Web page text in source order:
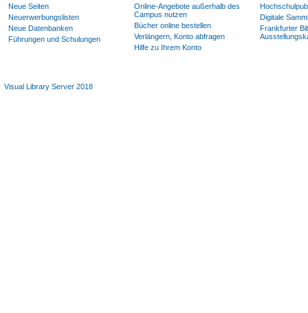
Neue Seiten
Neuerwerbungslisten
Neue Datenbanken
Führungen und Schulungen
Online-Angebote außerhalb des
Campus nutzen
Bücher online bestellen
Verlängern, Konto abfragen
Hilfe zu Ihrem Konto
Digitale
Frankfurter
Visual Library Server 2018